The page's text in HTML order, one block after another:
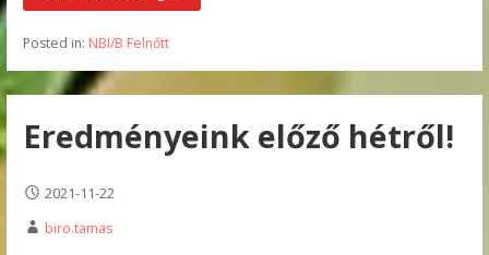
Posted in: NBI/B Felnőtt
Eredményeink előző hétről!
2021-11-22
biro.tamas